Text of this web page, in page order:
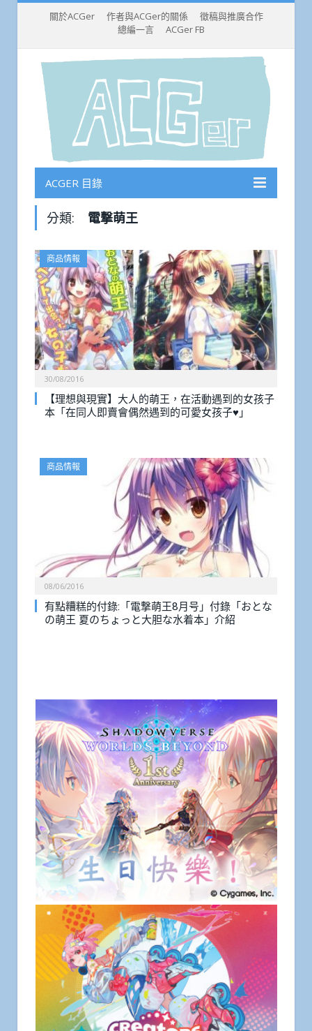
關於ACGer 作者與ACGer的關係
徵稿與推廣合作
總編一言
ACGer FB
ACGER 目錄
分類: 電撃萌王
商品情報
30/08/2016
【理想與現實】大人的萌王，在活動遇到的女孩子
本「在同人即賣會偶然遇到的可愛女孩子♥」
商品情報
08/06/2016
有點糟糕的付錄:「電撃萌王8月号」付錄「おとな
の萌王 夏のちょっと大胆な水着本」介紹